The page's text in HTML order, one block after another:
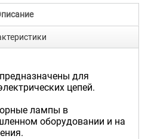
для
цепей.
лампы в
оборудовании и на